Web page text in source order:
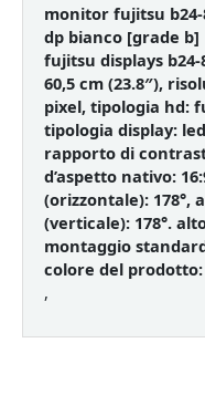
monitor fujitsu
dp bianco [grade b]
fujitsu displays
60,5 cm (23.8″),
pixel, tipologia hd:
tipologia display:
rapporto di
d’aspetto nativo:
(orizzontale): 178°,
(verticale): 178°.
montaggio
colore del
,